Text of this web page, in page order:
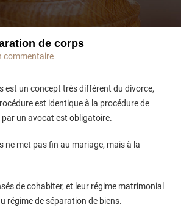
de corps
commentaire
est un concept très différent du divorce,
est identique à la procédure de
par un avocat est obligatoire.
ne met pas fin au mariage, mais à la
de cohabiter, et leur régime matrimonial
régime de séparation de biens.